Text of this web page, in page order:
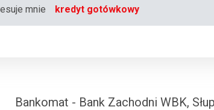
mnie kredyt gotówkowy
Bankomat - Bank Zachodni WBK,